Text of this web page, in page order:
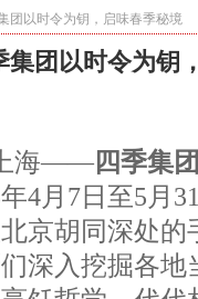
团以时令为钥，启味春季秘境
集团以时令为钥
上海——四季集
4月7日至5月
京胡同深处
深入挖掘各